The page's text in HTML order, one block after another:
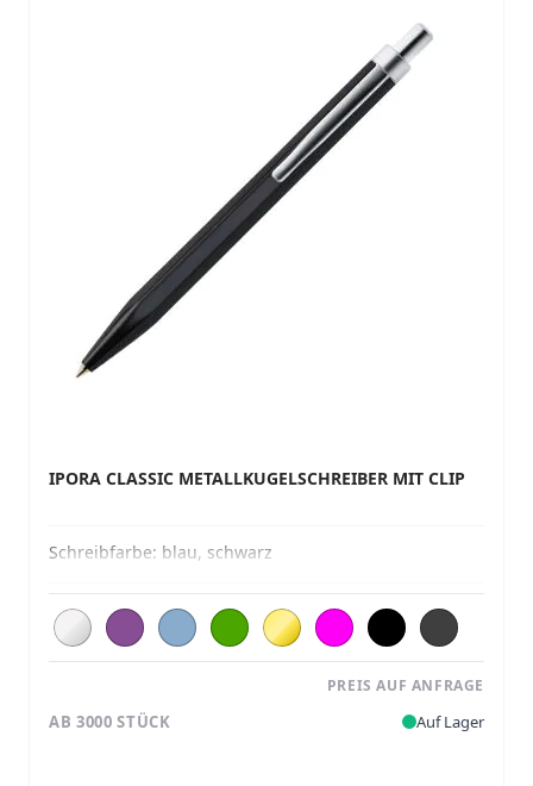
IPORA CLASSIC METALLKUGELSCHREIBER MIT CLIP
Schreibfarbe: blau, schwarz
PREIS AUF ANFRAGE
AB 3000 STÜCK Auf Lager